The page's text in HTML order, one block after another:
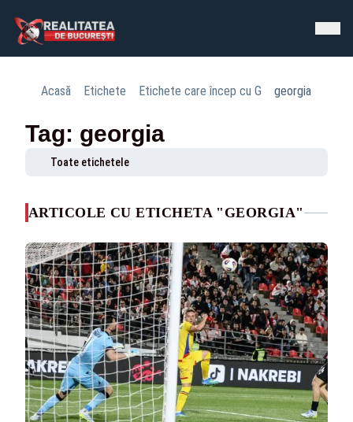
Acasă Etichete Etichete care încep cu G georgia
Tag: georgia
Toate etichetele
ARTICOLE CU ETICHETA "GEORGIA"